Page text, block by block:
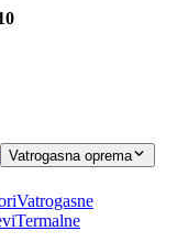
Vatrogasna oprema
Vatrogasne
Termalne